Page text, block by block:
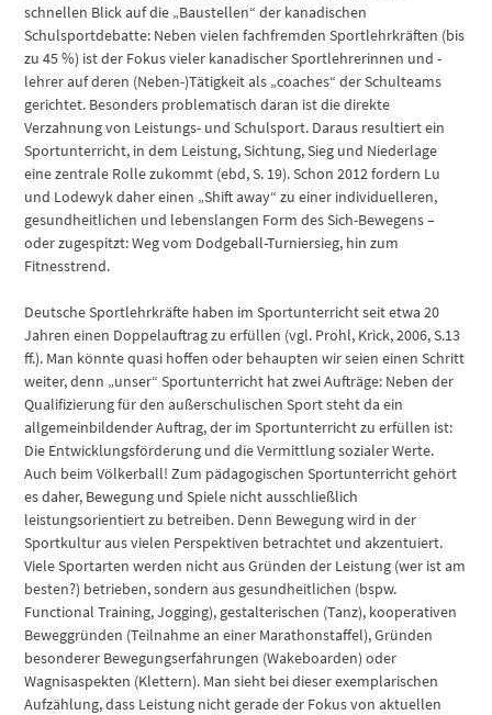
schnellen Blick auf die „Baustellen“ der kanadischen
Schulsportdebatte: Neben vielen fachfremden Sportlehrkräften (bis
zu 45 %) ist der Fokus vieler kanadischer Sportlehrerinnen und -
lehrer auf deren (Neben-)Tätigkeit als „coaches“ der Schulteams
gerichtet. Besonders problematisch daran ist die direkte
Verzahnung von Leistungs- und Schulsport. Daraus resultiert ein
Sportunterricht, in dem Leistung, Sichtung, Sieg und Niederlage
eine zentrale Rolle zukommt (ebd, S. 19). Schon 2012 fordern Lu
und Lodewyk daher einen „Shift away“ zu einer individuelleren,
gesundheitlichen und lebenslangen Form des Sich-Bewegens –
oder zugespitzt: Weg vom Dodgeball-Turniersieg, hin zum
Fitnesstrend.
Deutsche Sportlehrkräfte haben im Sportunterricht seit etwa 20
Jahren einen Doppelauftrag zu erfüllen (vgl. Prohl, Krick, 2006, S.13
ff.). Man könnte quasi hoffen oder behaupten wir seien einen Schritt
weiter, denn „unser“ Sportunterricht hat zwei Aufträge: Neben der
Qualifizierung für den außerschulischen Sport steht da ein
allgemeinbildender Auftrag, der im Sportunterricht zu erfüllen ist:
Die Entwicklungsförderung und die Vermittlung sozialer Werte.
Auch beim Völkerball! Zum pädagogischen Sportunterricht gehört
es daher, Bewegung und Spiele nicht ausschließlich
leistungsorientiert zu betreiben. Denn Bewegung wird in der
Sportkultur aus vielen Perspektiven betrachtet und akzentuiert.
Viele Sportarten werden nicht aus Gründen der Leistung (wer ist am
besten?) betrieben, sondern aus gesundheitlichen (bspw.
Functional Training, Jogging), gestalterischen (Tanz), kooperativen
Beweggründen (Teilnahme an einer Marathonstaffel), Gründen
besonderer Bewegungserfahrungen (Wakeboarden) oder
Wagnisaspekten (Klettern). Man sieht bei dieser exemplarischen
Aufzählung, dass Leistung nicht gerade der Fokus von aktuellen